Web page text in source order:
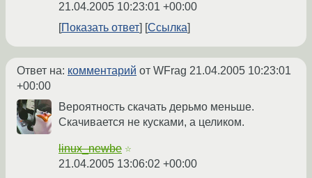
21.04.2005 10:23:01 +00:00
Показать ответ
Ссылка
Ответ на: комментарий от WFrag 21.04.2005 10:23:01
+00:00
Вероятность скачать дерьмо меньше.
Скачивается не кусками, а целиком.
linux_newbe ☆
21.04.2005 13:06:02 +00:00